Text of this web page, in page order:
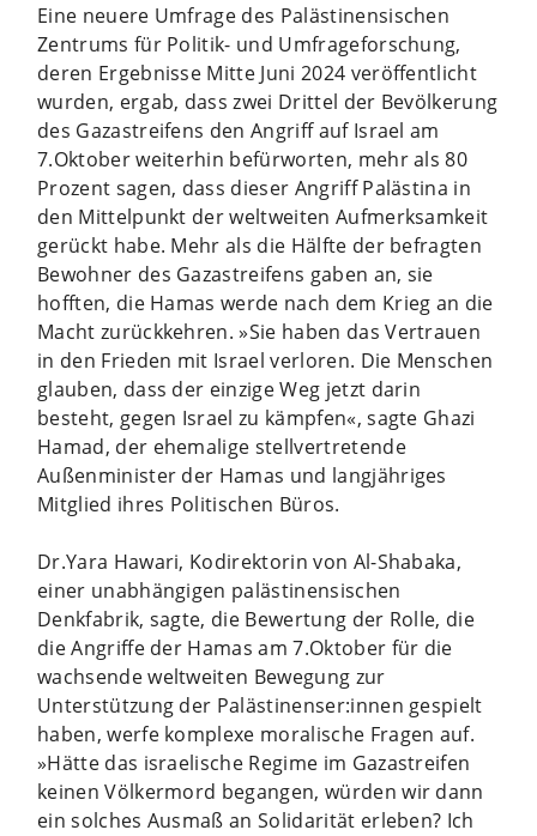
Eine neuere Umfrage des Palästinensischen
Zentrums für Politik- und Umfrageforschung,
deren Ergebnisse Mitte Juni 2024 veröffentlicht
wurden, ergab, dass zwei Drittel der Bevölkerung
des Gazastreifens den Angriff auf Israel am
7.Oktober weiterhin befürworten, mehr als 80
Prozent sagen, dass dieser Angriff Palästina in
den Mittelpunkt der weltweiten Aufmerksamkeit
gerückt habe. Mehr als die Hälfte der befragten
Bewohner des Gazastreifens gaben an, sie
hofften, die Hamas werde nach dem Krieg an die
Macht zurückkehren. »Sie haben das Vertrauen
in den Frieden mit Israel verloren. Die Menschen
glauben, dass der einzige Weg jetzt darin
besteht, gegen Israel zu kämpfen«, sagte Ghazi
Hamad, der ehemalige stellvertretende
Außenminister der Hamas und langjähriges
Mitglied ihres Politischen Büros.
Dr.Yara Hawari, Kodirektorin von Al-Shabaka,
einer unabhängigen palästinensischen
Denkfabrik, sagte, die Bewertung der Rolle, die
die Angriffe der Hamas am 7.Oktober für die
wachsende weltweiten Bewegung zur
Unterstützung der Palästinenser:innen gespielt
haben, werfe komplexe moralische Fragen auf.
»Hätte das israelische Regime im Gazastreifen
keinen Völkermord begangen, würden wir dann
ein solches Ausmaß an Solidarität erleben? Ich